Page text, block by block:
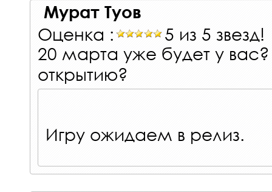
Мурат Туов
Оценка :
5 из 5 звезд!
20 марта уже будет у
открытию?
Игру ожидаем в релиз.